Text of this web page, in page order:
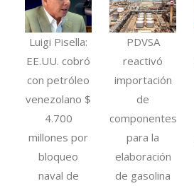
Luigi Pisella:
EE.UU. cobró
con petróleo
venezolano $
4.700
millones por
bloqueo
naval de
PDVSA
reactivó
importación
de
componentes
para la
elaboración
de gasolina